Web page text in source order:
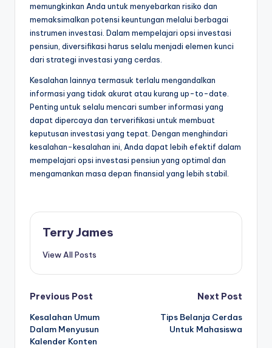
memungkinkan Anda untuk menyebarkan risiko dan
memaksimalkan potensi keuntungan melalui berbagai
instrumen investasi. Dalam mempelajari opsi investasi
pensiun, diversifikasi harus selalu menjadi elemen kunci
dari strategi investasi yang cerdas.
Kesalahan lainnya termasuk terlalu mengandalkan
informasi yang tidak akurat atau kurang up-to-date.
Penting untuk selalu mencari sumber informasi yang
dapat dipercaya dan terverifikasi untuk membuat
keputusan investasi yang tepat. Dengan menghindari
kesalahan-kesalahan ini, Anda dapat lebih efektif dalam
mempelajari opsi investasi pensiun yang optimal dan
mengamankan masa depan finansial yang lebih stabil.
Terry James
View All Posts
Post
navigation
Previous Post
Kesalahan Umum
Dalam Menyusun
Kalender Konten
Next Post
Tips Belanja Cerdas
Untuk Mahasiswa